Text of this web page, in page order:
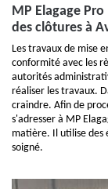
MP Elagage
des clôtures à
Les travaux de mise
conformité avec les
autorités
réaliser les travaux.
craindre. Afin de
s'adresser à MP
matière. Il utilise des
soigné.